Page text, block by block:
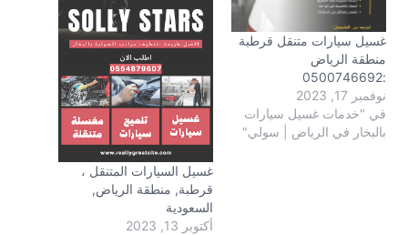
غسيل سيارات متنقل قرطبة
منطقة الرياض
:0500746692
نوفمبر 17, 2023
في "خدمات غسيل سيارات
بالبخار في الرياض | سولي"
غسيل السيارات المتنقل ،
قرطبة, منطقة الرياض,
السعودية
أكتوبر 13, 2023